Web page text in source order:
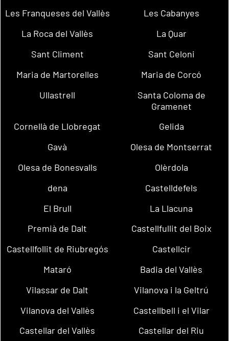
Les Franqueses del Vallès
Les Cabanyes
La Roca del Vallès
La Quar
Sant Climent
Sant Celoni
Maria de Martorelles
Maria de Corcó
Ullastrell
Santa Coloma de
Gramenet
Cornellà de Llobregat
Gelida
Gavà
Olesa de Montserrat
Olesa de Bonesvalls
Olèrdola
dena
Castelldefels
El Brull
La Llacuna
Premià de Dalt
Castellfullit del Boix
Castellfollit de Riubregós
Castellcir
Mataró
Badia del Vallès
Vilassar de Dalt
Vilanova i la Geltrú
Vilanova del Vallès
Castellbell i el Vilar
Castellar del Vallès
Castellar del Riu